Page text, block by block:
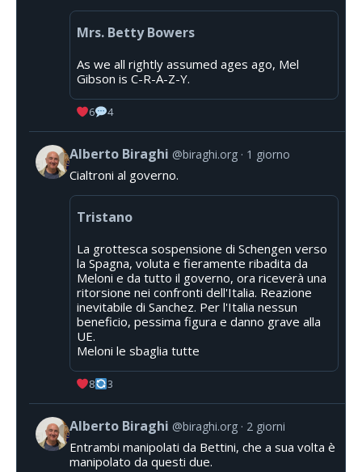
Mrs. Betty Bowers
As we all rightly assumed ages ago, Mel
Gibson is C-R-A-Z-Y.
6 4
Alberto Biraghi @biraghi.org 1 giorno
Cialtroni al governo.
Tristano
La grottesca sospensione di Schengen verso
la Spagna, voluta e fieramente ribadita da
Meloni e da tutto il governo, ora riceverà una
ritorsione nei confronti dell'Italia. Reazione
inevitabile di Sanchez. Per l'Italia nessun
beneficio, pessima figura e danno grave alla
UE.
Meloni le sbaglia tutte
8 3
Alberto Biraghi @biraghi.org 2 giorni
Entrambi manipolati da Bettini, che a sua volta è
manipolato da questi due.